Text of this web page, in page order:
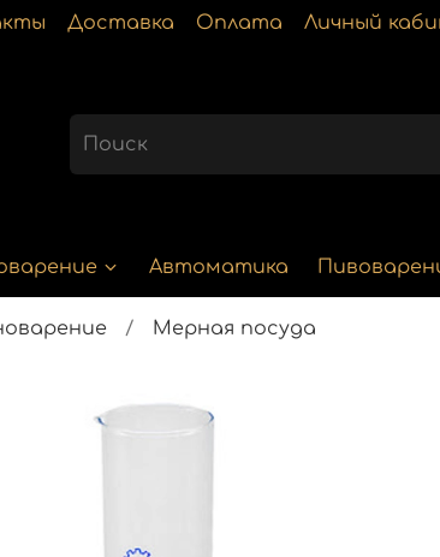
Доставка Оплата Личный
Автоматика
Мерная посуда